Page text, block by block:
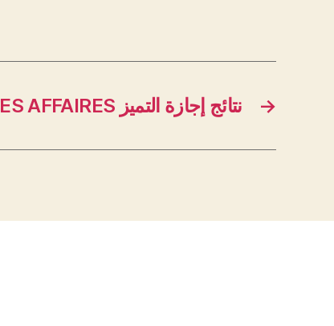
→ DROIT PUBLIC DES AFFAIRES نتائج إجازة التميز